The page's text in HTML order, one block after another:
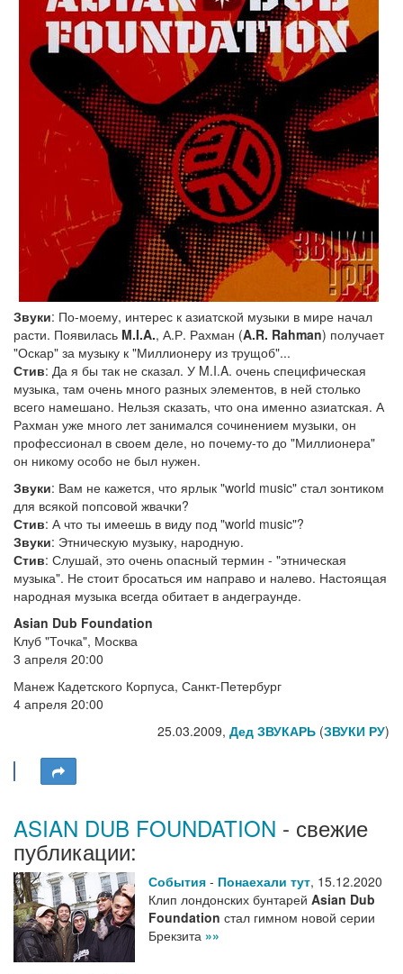
Звуки: По-моему, интерес к азиатской музыки в мире начал
расти. Появилась M.I.A., А.Р. Рахман (A.R. Rahman) получает
"Оскар" за музыку к "Миллионеру из трущоб"...
Стив: Да я бы так не сказал. У M.I.A. очень специфическая
музыка, там очень много разных элементов, в ней столько
всего намешано. Нельзя сказать, что она именно азиатская. А
Рахман уже много лет занимался сочинением музыки, он
профессионал в своем деле, но почему-то до "Миллионера"
он никому особо не был нужен.
Звуки: Вам не кажется, что ярлык "world music" стал зонтиком
для всякой попсовой жвачки?
Стив: А что ты имеешь в виду под "world music"?
Звуки: Этническую музыку, народную.
Стив: Слушай, это очень опасный термин - "этническая
музыка". Не стоит бросаться им направо и налево. Настоящая
народная музыка всегда обитает в андеграунде.
Asian Dub Foundation
Клуб "Точка", Москва
3 апреля 20:00
Манеж Кадетского Корпуса, Санкт-Петербург
4 апреля 20:00
25.03.2009, Дед ЗВУКАРЬ (ЗВУКИ РУ)
ASIAN DUB FOUNDATION - свежие
публикации:
События - Понаехали тут, 15.12.2020
Клип лондонских бунтарей Asian Dub
Foundation стал гимном новой серии
Брекзита »»